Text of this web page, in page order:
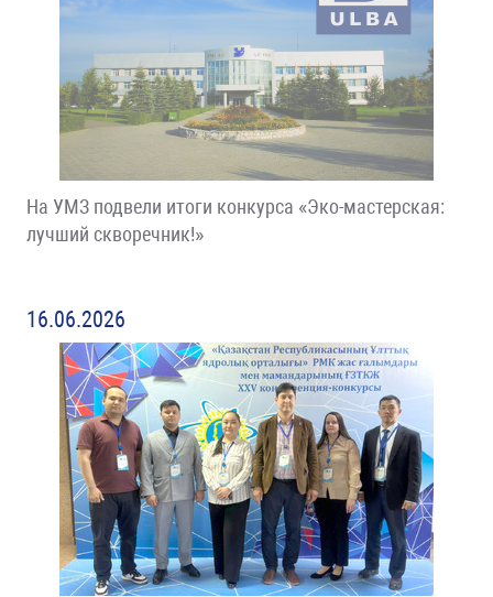
На УМЗ подвели итоги конкурса «Эко-мастерская:
лучший скворечник!»
16.06.2026